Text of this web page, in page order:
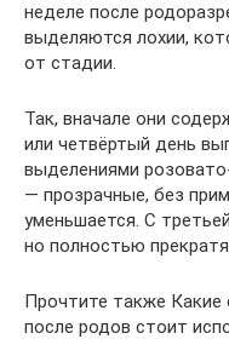
неделе после
выделяются лохии,
от стадии.
Так, вначале они
или четвёртый день
выделениями
— прозрачные, без
уменьшается. С
но полностью
Прочтите также Какие
после родов стоит